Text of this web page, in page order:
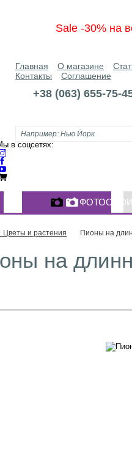
Sale -30% на
Главная О магазине
Контакты
Соглашение
+38 (063) 655-75-
в соцсетях:
Цветы и растения Пионы на
на